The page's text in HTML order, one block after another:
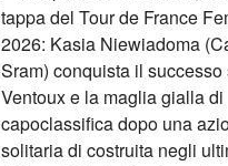
tappa del Tour de France
2026: Kasia Niewiadoma
Sram) conquista il successo
Ventoux e la maglia gialla di
capoclassifica dopo una
solitaria di costruita negli